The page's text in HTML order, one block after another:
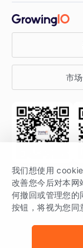
金融行业
获客分析
增长公开课
增长博客
开发者文档
SDK 文档
场景指南
关于 GrowingIO
增长大会
行业活动
市场
关注公众号
GrowingIO 是专注于
版权所有 © 北京易数
我们想使用
改善您今后对本
何撤回或管理您的
按钮，将视为您同